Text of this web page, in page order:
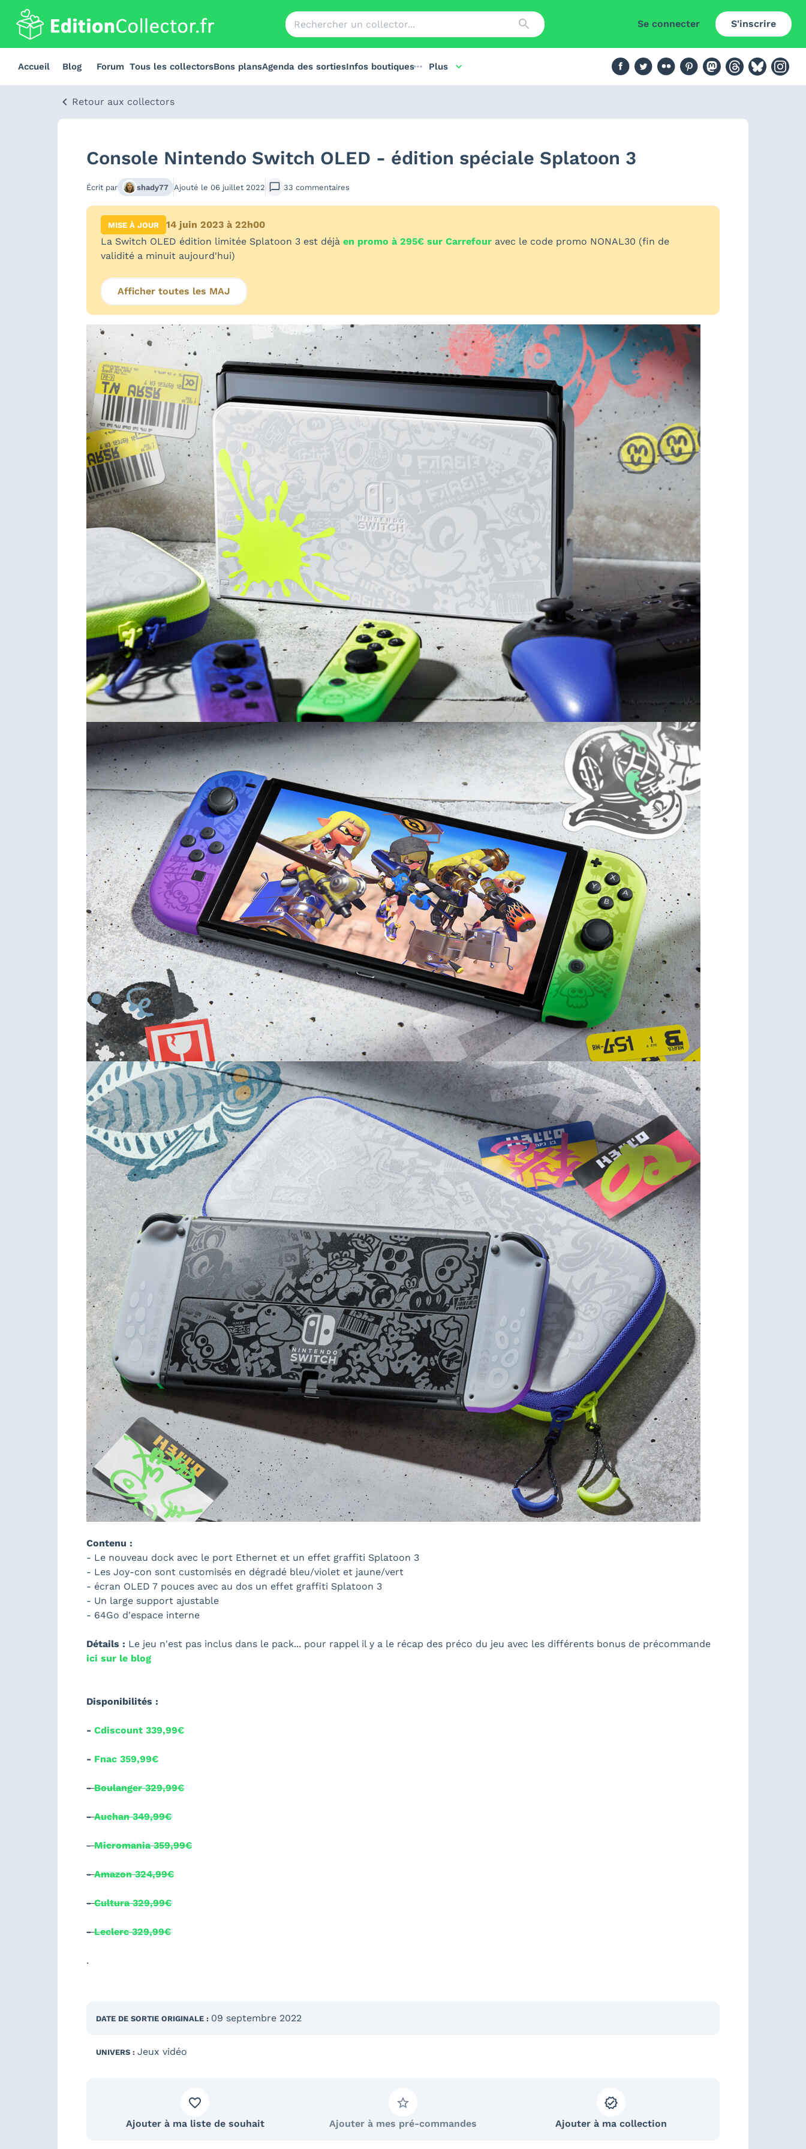
Se connecter S'inscrire
Accueil Blog Forum Tous les collectorsBons plansAgenda des sortiesInfos boutiques Plus
Retour aux collectors
Console Nintendo Switch OLED - édition spéciale Splatoon 3
Écrit par shady77 Ajouté le 06 juillet 2022 33 commentaires
MISE À JOUR
14 juin 2023 à 22h00
La Switch OLED édition limitée Splatoon 3 est déjà en promo à 295€ sur Carrefour avec le code promo NONAL30 (fin de
validité a minuit aujourd'hui)
Afficher toutes les MAJ
Contenu :
- Le nouveau dock avec le port Ethernet et un effet graffiti Splatoon 3
- Les Joy-con sont customisés en dégradé bleu/violet et jaune/vert
- écran OLED 7 pouces avec au dos un effet graffiti Splatoon 3
- Un large support ajustable
- 64Go d'espace interne
Détails : Le jeu n'est pas inclus dans le pack... pour rappel il y a le récap des préco du jeu avec les différents bonus de précommande
ici sur le blog
Disponibilités :
- Cdiscount 339,99€
- Fnac 359,99€
-Boulanger 329,99€
-Auchan 349,99€
-Micromania 359,99€
-Amazon 324,99€
-Cultura 329,99€
-Leclerc 329,99€
.
DATE DE SORTIE ORIGINALE : 09 septembre 2022
UNIVERS : Jeux vidéo
Ajouter à ma liste de souhait Ajouter à mes pré-commandes Ajouter à ma collection